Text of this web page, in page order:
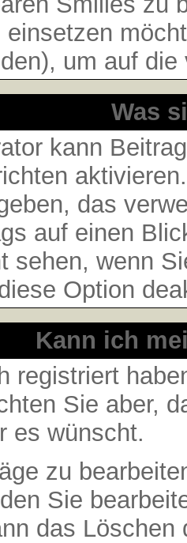
einsetzen
um auf
Was
kann
das
auf einen
sehen, wenn
Option
Kann ich
registriert
Sie aber,
es wünscht.
zu
Sie
das